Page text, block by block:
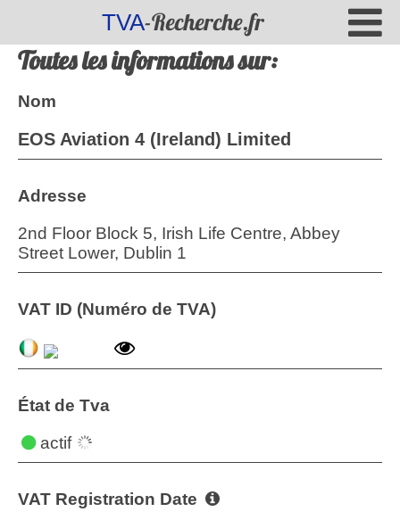
TVA-Recherche.fr
Toutes les informations sur:
Nom
EOS Aviation 4 (Ireland) Limited
Adresse
2nd Floor Block 5, Irish Life Centre, Abbey
Street Lower, Dublin 1
VAT ID (Numéro de TVA)
État de Tva
actif
VAT Registration Date